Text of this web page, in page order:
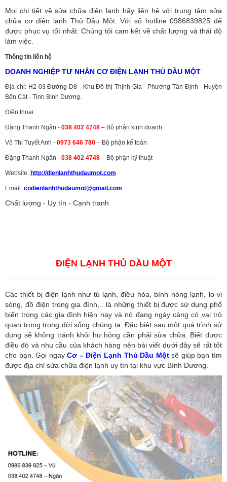
Mọi chi tiết về sửa chữa điện lạnh hãy liên hệ với trung tâm sửa
chữa cơ điện lạnh Thủ Dầu Một. Với số hotline 0986839825 để
được phục vụ tốt nhất. Chúng tôi cam kết về chất lượng và thái độ
làm việc.
Thông tin liên hệ
DOANH NGHIỆP TƯ NHÂN CƠ ĐIỆN LẠNH THỦ DẦU MỘT
Địa chỉ: H2-03 Đường D8 - Khu Đô thị Thịnh Gia - Phường Tân Định - Huyện
Bến Cát - Tỉnh Bình Dương.
Điện thoại:
Đặng Thanh Ngân - 038 402 4748 – Bộ phận kinh doanh.
Võ Thị Tuyết Anh - 0973 646 780 – Bộ phận kế toán
Đặng Thanh Ngân - 038 402 4748 – Bộ phận kỹ thuật
Website: http://dienlanhthudaumot.com
Email: codienlanhthudaumot@gmail.com
Chất lượng - Uy tín - Cạnh tranh
ĐIỆN LẠNH THỦ DẦU MỘT
Các thiết bị điện lạnh như tủ lạnh, điều hòa, bình nóng lạnh, lo vi
sóng, đồ điện trong gia đình,.. là những thiết bị được sử dụng phổ
biến trong các gia đình hiện nay và nó đang ngày càng có vai trò
quan trọng trong đời sống chúng ta. Đặc biệt sau một quá trình sử
dụng sẽ không tránh khỏi hư hỏng cần phải sửa chữa. Biết được
điều đó và nhu cầu của khách hàng nên bài viết dưới đây sẽ rất tốt
cho bạn. Gọi ngayCơ – Điện Lạnh Thủ Dầu Một sẽ giúp bạn tìm
được địa chỉ sửa chữa điện lạnh uy tín tại khu vực Bình Dương.